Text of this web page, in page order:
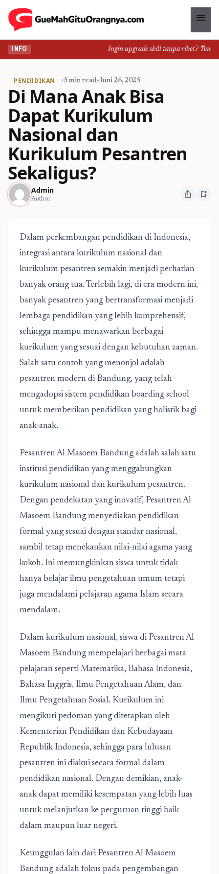
menu
INFO Ingin upgrade skill tanpa ribet?
PENDIDIKAN •5 min read•Juni 26, 2025
Di Mana Anak Bisa
Dapat Kurikulum
Nasional dan
Kurikulum Pesantren
Sekaligus?
Admin
Author ios_share bookmark_add
Dalam perkembangan pendidikan di Indonesia,
integrasi antara kurikulum nasional dan
kurikulum pesantren semakin menjadi perhatian
banyak orang tua. Terlebih lagi, di era modern ini,
banyak pesantren yang bertransformasi menjadi
lembaga pendidikan yang lebih komprehensif,
sehingga mampu menawarkan berbagai
kurikulum yang sesuai dengan kebutuhan zaman.
Salah satu contoh yang menonjol adalah
pesantren modern di Bandung, yang telah
mengadopsi sistem pendidikan boarding school
untuk memberikan pendidikan yang holistik bagi
anak-anak.
Pesantren Al Masoem Bandung adalah salah satu
institusi pendidikan yang menggabungkan
kurikulum nasional dan kurikulum pesantren.
Dengan pendekatan yang inovatif, Pesantren Al
Masoem Bandung menyediakan pendidikan
formal yang sesuai dengan standar nasional,
sambil tetap menekankan nilai-nilai agama yang
kokoh. Ini memungkinkan siswa untuk tidak
hanya belajar ilmu pengetahuan umum tetapi
juga mendalami pelajaran agama Islam secara
mendalam.
Dalam kurikulum nasional, siswa di Pesantren Al
Masoem Bandung mempelajari berbagai mata
pelajaran seperti Matematika, Bahasa Indonesia,
Bahasa Inggris, Ilmu Pengetahuan Alam, dan
Ilmu Pengetahuan Sosial. Kurikulum ini
mengikuti pedoman yang ditetapkan oleh
Kementerian Pendidikan dan Kebudayaan
Republik Indonesia, sehingga para lulusan
pesantren ini diakui secara formal dalam
pendidikan nasional. Dengan demikian, anak-
anak dapat memiliki kesempatan yang lebih luas
untuk melanjutkan ke perguruan tinggi baik
dalam maupun luar negeri.
Keunggulan lain dari Pesantren Al Masoem
Bandung adalah fokus pada pengembangan